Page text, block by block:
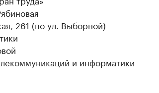
261 (по ул. Выборной)
и информатики